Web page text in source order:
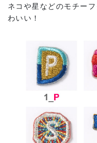
ネコや星などのモチー
わいい！